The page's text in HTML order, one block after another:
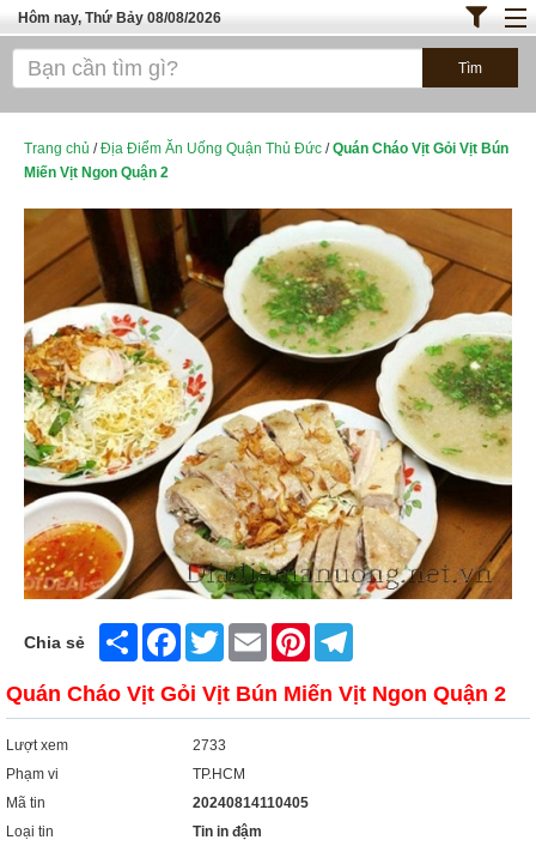
Hôm nay, Thứ Bảy 08/08/2026
Trang chủ
Bánh - Đồ Ăn Vặt
TOP QUÁN ĂN
ĐỊA ĐIỂM ĂN UỐNG HÀ NỘI
Trang chủ /Địa Điểm Ăn Uống Quận Thủ Đức /Quán Cháo Vịt Gỏi Vịt Bún
Miến Vịt Ngon Quận 2
Chia sẻ Share FacebookTwitter Email Pinterest
Quán Cháo Vịt Gỏi Vịt Bún Miến Vịt Ngon Quận 2
Lượt xem
2733
Phạm vi
TP.HCM
Mã tin
20240814110405
Loại tin
Tin in đậm